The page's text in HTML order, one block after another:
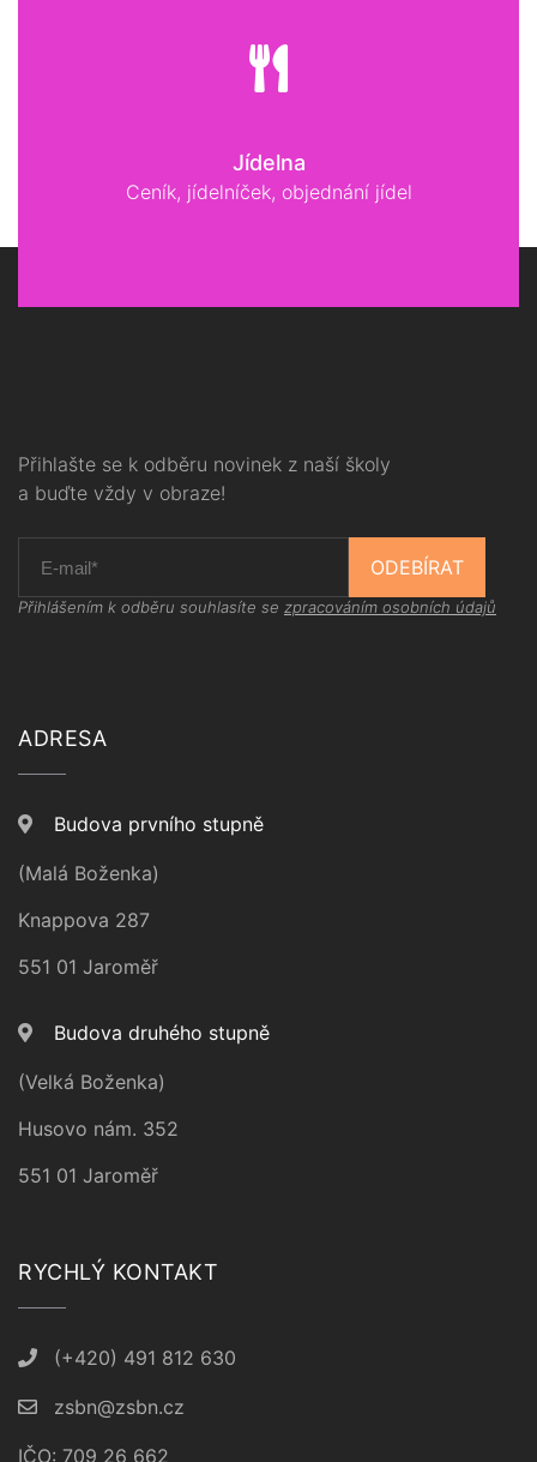
Jídelna
Ceník, jídelníček, objednání jídel
Přihlašte se k odběru novinek z naší školy
a buďte vždy v obraze!
ODEBÍRAT
Přihlášením k odběru souhlasíte se zpracováním osobních údajů
ADRESA
Budova prvního stupně
(Malá Boženka)
Knappova 287
551 01 Jaroměř
Budova druhého stupně
(Velká Boženka)
Husovo nám. 352
551 01 Jaroměř
RYCHLÝ KONTAKT
(+420) 491 812 630
zsbn@zsbn.cz
IČO: 709 26 662